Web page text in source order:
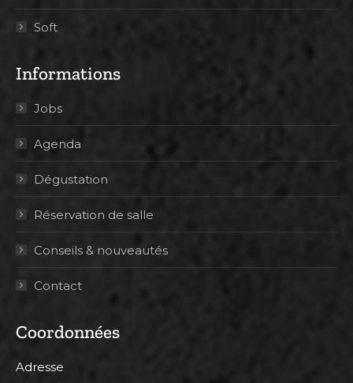
Soft
Informations
Jobs
Agenda
Dégustation
Réservation de salle
Conseils & nouveautés
Contact
Coordonnées
Adresse